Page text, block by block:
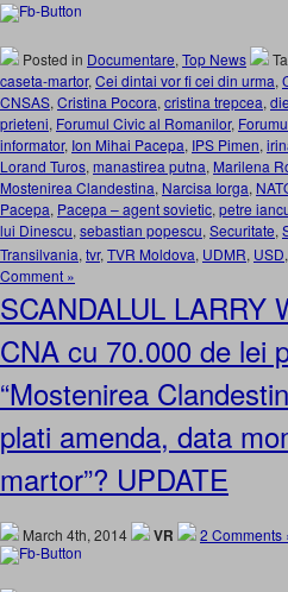
Posted in Documentare, Top News
caseta-martor, Cei dintai vor fi cei din urma,
CNSAS, Cristina Pocora, cristina trepcea, die
prieteni, Forumul Civic al Romanilor,
informator, Ion Mihai Pacepa, IPS Pimen,
Lorand Turos, manastirea putna, Marilena
Mostenirea Clandestina, Narcisa Iorga,
Pacepa, Pacepa – agent sovietic, petre
lui Dinescu, sebastian popescu, Securitate,
Transilvania, tvr, TVR Moldova, UDMR, USD,
Comment »
SCANDALUL LARRY
CNA cu 70.000 de lei
“Mostenirea
plati amenda, data
martor”? UPDATE
March 4th, 2014 VR 2 Comments